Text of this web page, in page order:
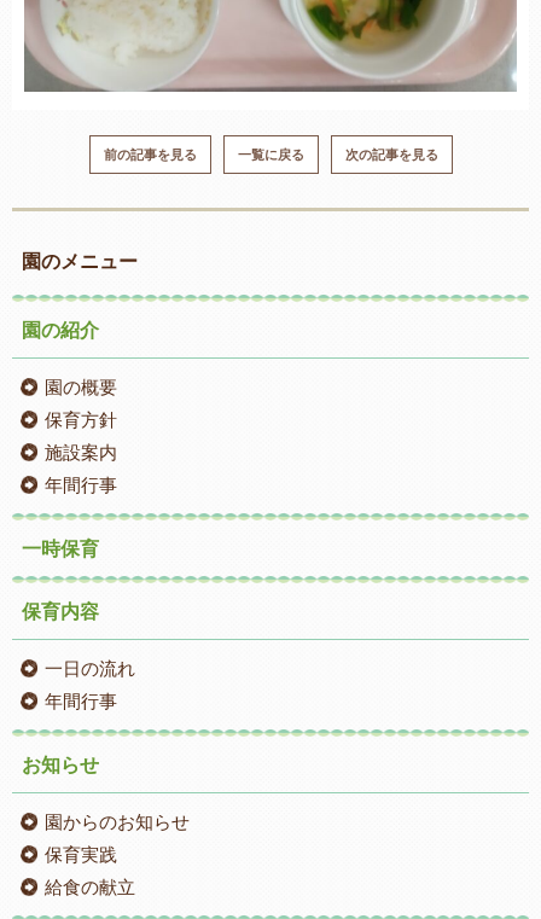
前の記事を見る 一覧に戻る 次の記事を見る
園のメニュー
園の紹介
園の概要
保育方針
施設案内
年間行事
一時保育
保育内容
一日の流れ
年間行事
お知らせ
園からのお知らせ
保育実践
給食の献立